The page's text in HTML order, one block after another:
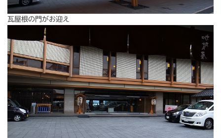
瓦屋根の門がお迎え